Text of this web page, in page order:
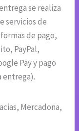
se realiza
servicios de
de pago,
PayPal,
Pay y pago
entrega).
Mercadona,